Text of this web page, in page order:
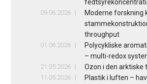
09.06.2026
Moderne forskning
throughput
01.06.2026
Polycykliske
– multi-redox
21.05.2026 Ozon i den
11.05.2026
Plastik i luften –